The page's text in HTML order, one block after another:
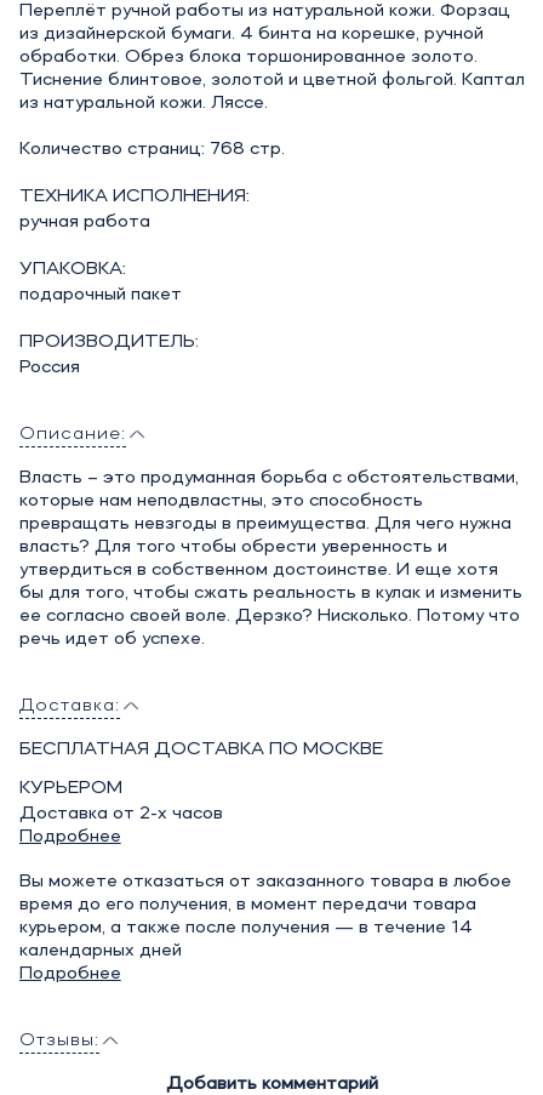
Переплёт ручной работы из натуральной кожи. Форзац
из дизайнерской бумаги. 4 бинта на корешке, ручной
обработки. Обрез блока торшонированное золото.
Тиснение блинтовое, золотой и цветной фольгой. Каптал
из натуральной кожи. Ляссе.
Количество страниц: 768 стр.
ТЕХНИКА ИСПОЛНЕНИЯ:
ручная работа
УПАКОВКА:
подарочный пакет
ПРОИЗВОДИТЕЛЬ:
Россия
Описание:
Власть – это продуманная борьба с обстоятельствами,
которые нам неподвластны, это способность
превращать невзгоды в преимущества. Для чего нужна
власть? Для того чтобы обрести уверенность и
утвердиться в собственном достоинстве. И еще хотя
бы для того, чтобы сжать реальность в кулак и изменить
ее согласно своей воле. Дерзко? Нисколько. Потому что
речь идет об успехе.
Доставка:
БЕСПЛАТНАЯ ДОСТАВКА ПО МОСКВЕ
КУРЬЕРОМ
Доставка от 2-х часов
Подробнее
Вы можете отказаться от заказанного товара в любое
время до его получения, в момент передачи товара
курьером, а также после получения — в течение 14
календарных дней
Подробнее
Отзывы:
Добавить комментарий